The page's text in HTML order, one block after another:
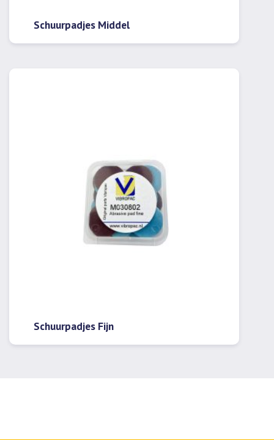
Schuurpadjes Middel
Schuurpadjes Fijn